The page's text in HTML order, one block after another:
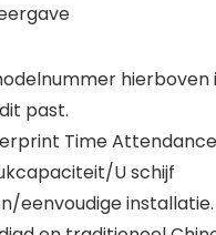
hierboven
past.
Time
U schijf
eenvoudige